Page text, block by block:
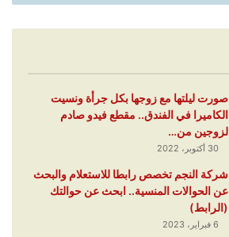
صورت ليلتها مع زوجها بكل جرأة ونسيت
الكاميرا في الفندق.. مقطع فيدو صادم
لزوجين من…
30 أكتوبر، 2022
شركة النجم تخصص رابطا للاستعلام والبحث
عن الحوالات المنسية.. ابحث عن حوالتك
(الرابط)
6 فبراير، 2023